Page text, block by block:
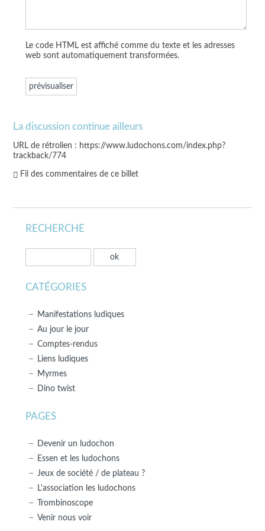
Le code HTML est affiché comme du texte et les adresses
web sont automatiquement transformées.
La discussion continue ailleurs
URL de rétrolien : https://www.ludochons.com/index.php?
trackback/774
Fil des commentaires de ce billet
RECHERCHE
CATÉGORIES
Manifestations ludiques
Au jour le jour
Comptes-rendus
Liens ludiques
Myrmes
Dino twist
PAGES
Devenir un ludochon
Essen et les ludochons
Jeux de société / de plateau ?
L'association les ludochons
Trombinoscope
Venir nous voir